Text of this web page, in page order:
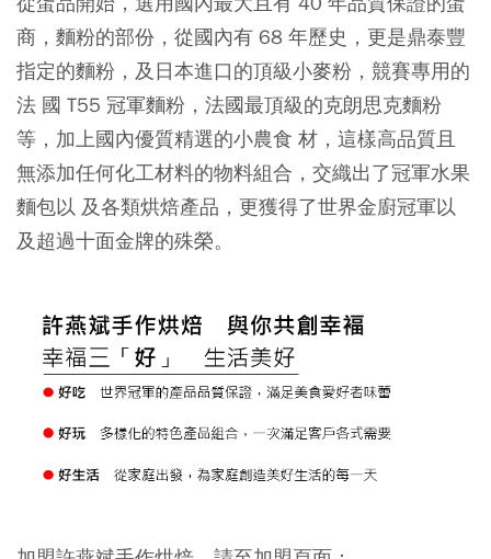
商，麵粉的部份，從國內有 68 年歷史，更是鼎泰豐
指定的麵粉，及日本進口的頂級小麥粉，競賽專用的
法 國 T55 冠軍麵粉，法國最頂級的克朗思克麵粉
等，加上國內優質精選的小農食 材，這樣高品質且
無添加任何化工材料的物料組合，交織出了冠軍水果
麵包以 及各類烘焙產品，更獲得了世界金廚冠軍以
及超過十面金牌的殊榮。